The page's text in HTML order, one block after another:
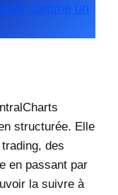
comme un
structurée. Elle
des
en passant par
la suivre à